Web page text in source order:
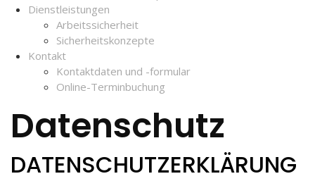
Dienstleistungen
Arbeitssicherheit
Sicherheitskonzepte
Kontakt
Kontaktdaten und -formular
Online-Terminbuchung
Datenschutz
DATENSCHUTZERKLÄRUNG